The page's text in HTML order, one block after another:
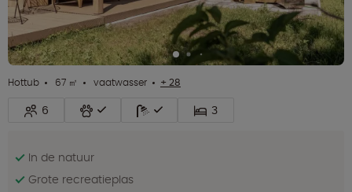
Hottub 67 ㎡ vaatwasser + 28
6 3
In de natuur
Grote recreatieplas